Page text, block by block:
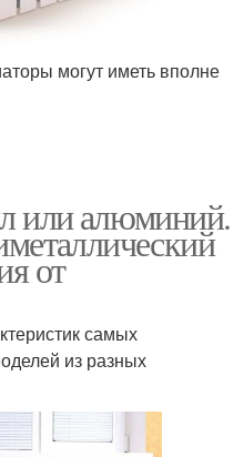
могут иметь вполне
или алюминий.
от
самых
из разных